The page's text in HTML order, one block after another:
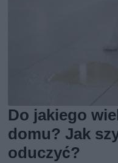
Do jakiego
domu? Jak
oduczyć?